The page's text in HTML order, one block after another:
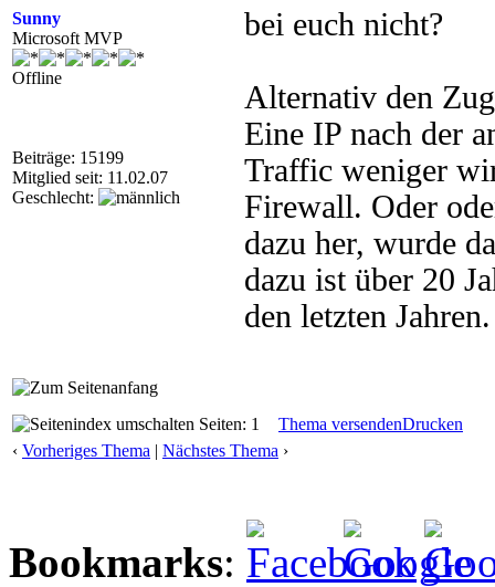
Sunny
Microsoft MVP
Offline
Beiträge: 15199
Mitglied seit: 11.02.07
Geschlecht:
bei euch nicht?
Alternativ den
Eine IP nach der
Traffic weniger
Firewall. Oder
dazu her, wurde
dazu ist über 20
den letzten Jahren.
Seiten: 1 Thema versendenDrucken
‹ Vorheriges Thema | Nächstes Thema ›
Bookmarks: